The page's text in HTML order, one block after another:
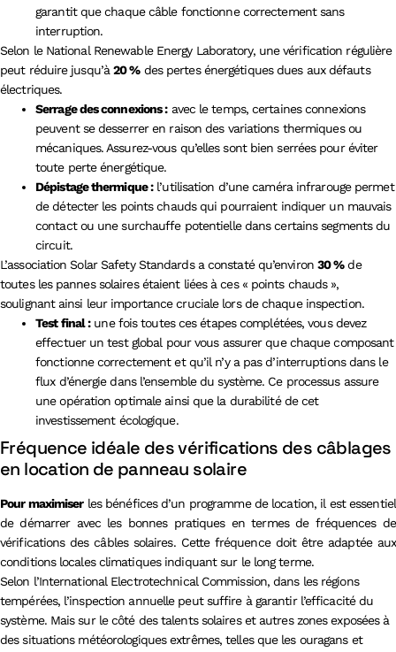
garantit que chaque câble fonctionne correctement sans
interruption.
Selon le National Renewable Energy Laboratory, une vérification régulière
peut réduire jusqu’à20 %des pertes énergétiques dues aux défauts
électriques.
Serrage des connexions :avec le temps, certaines connexions
peuvent se desserrer en raison des variations thermiques ou
mécaniques. Assurez-vous qu’elles sont bien serrées pour éviter
toute perte énergétique.
Dépistage thermique :l’utilisation d’une caméra infrarouge permet
de détecter les points chauds qui pourraient indiquer un mauvais
contact ou une surchauffe potentielle dans certains segments du
circuit.
L’association Solar Safety Standards a constaté qu’environ 30 %de
toutes les pannes solaires étaient liées à ces « points chauds »,
soulignant ainsi leur importance cruciale lors de chaque inspection.
Test final :une fois toutes ces étapes complétées, vous devez
effectuer un test global pour vous assurer que chaque composant
fonctionne correctement et qu’il n’y a pas d’interruptions dans le
flux d’énergie dans l’ensemble du système. Ce processus assure
une opération optimale ainsi que la durabilité de cet
investissement écologique.
Fréquence idéale des vérifications des câblages
en location de panneau solaire
Pour maximiserles bénéfices d’un programme de location, il est essentiel
de démarrer avec les bonnes pratiques en termes de fréquences de
vérifications des câbles solaires. Cette fréquence doit être adaptée aux
conditions locales climatiques indiquant sur le long terme.
Selon l’International Electrotechnical Commission, dans les régions
tempérées, l’inspection annuelle peut suffire à garantir l’efficacité du
système. Mais sur le côté des talents solaires et autres zones exposées à
des situations météorologiques extrêmes, telles que les ouragans et